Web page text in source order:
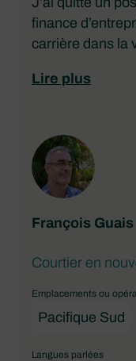
finance
carrière dans la
de yachts à tirer
travaillé dans
Annapolis et les
courtier en
Location depuis
autre de mes
Lire plus
François Guais
Courtier en
Emplacements ou
Pacifique Sud
Langues parlées